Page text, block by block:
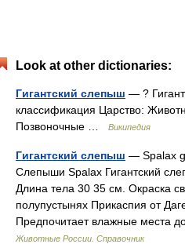
Look at other dictionaries:
Гигантский слепыш — ?
классификация Царство:
Позвоночные …
Википедия
Гигантский слепыш — Spalax
Слепыши Spalax Гигантский
Длина тела 30 35 см. Окраска
полупустынях Прикаспия от
Предпочитает влажные места
Животные России. Справочник